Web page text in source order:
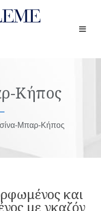
Κήπος
Μπαρ-Κήπος
και
με γκαζόν